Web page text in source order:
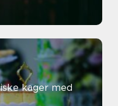
kager med